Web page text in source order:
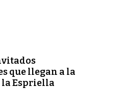
que llegan a la
la Espriella